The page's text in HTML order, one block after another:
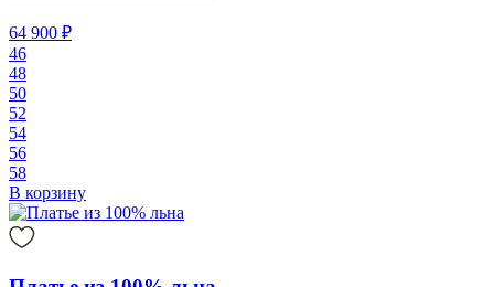
64 900 ₽
46
48
50
52
54
56
58
В корзину